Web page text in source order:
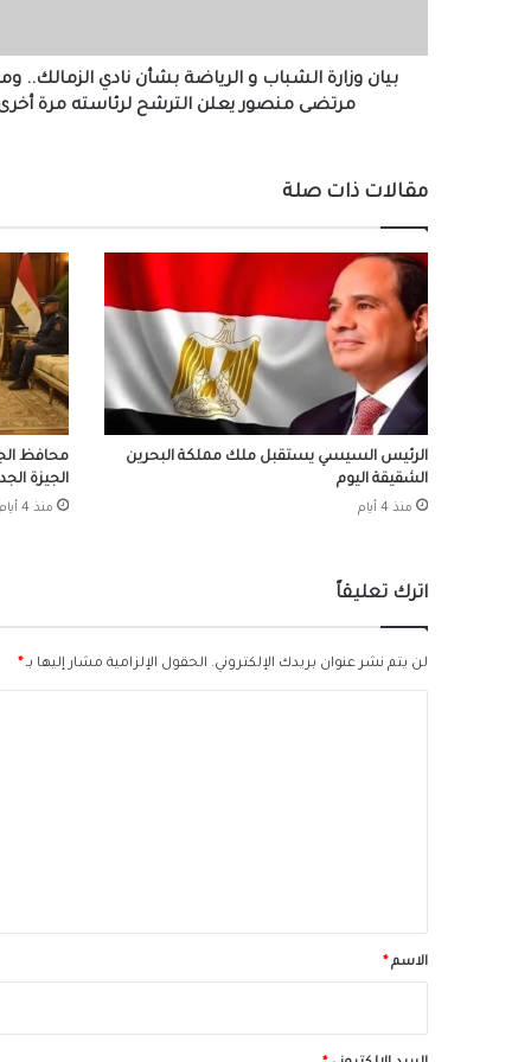
ومصادر:
مرتضى
أخرى
بيان وزارة الشباب و الرياضة بشأن نادي الزمالك..
مرتضى منصور يعلن الترشح لرئاسته مرة
مقالات ذات صلة
الرئيس السيسي يستقبل ملك مملكة البحرين
الشقيقة اليوم
منذ 4 أيام
محافظ
الجيزة
منذ 4 أيام
اترك تعليقاً
لن يتم نشر عنوان بريدك الإلكتروني. الحقول الإلزامية مشار إليها بـ *
*الاسم *